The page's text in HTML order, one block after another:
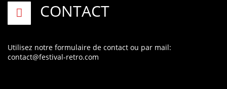
CONTACT
Utilisez notre formulaire de contact ou par mail:
contact@festival-retro.com